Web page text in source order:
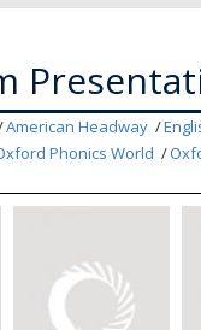
American Headway
Phonics World